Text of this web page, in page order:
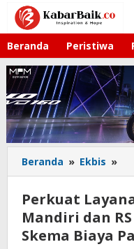
Lewati
konten
Beranda Peristiwa
Beranda » Ekbis »
Perkuat
Mandiri dan
Skema Biaya